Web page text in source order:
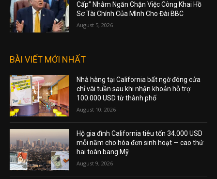
Cấp” Nhằm Ngăn Chặn Việc Công Khai Hồ
Sơ Tài Chính Của Mình Cho Đài BBC
August 5, 2026
BÀI VIẾT MỚI NHẤT
Nhà hàng tại California bất ngờ đóng cửa
chỉ vài tuần sau khi nhận khoản hỗ trợ
100.000 USD từ thành phố
August 10, 2026
Hộ gia đình California tiêu tốn 34.000 USD
mỗi năm cho hóa đơn sinh hoạt — cao thứ
hai toàn bang Mỹ
August 9, 2026